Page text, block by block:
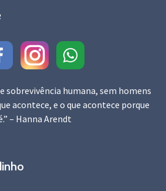
sobrevivência humana, sem homens
acontece, e o que acontece porque
– Hanna Arendt